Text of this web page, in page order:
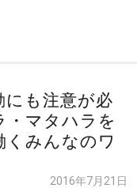
にも注意が必
・マタハラを
くみんなのワ
2016年7月21日